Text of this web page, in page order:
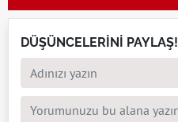
DÜŞÜNCELERİNİ PAYLAŞ!